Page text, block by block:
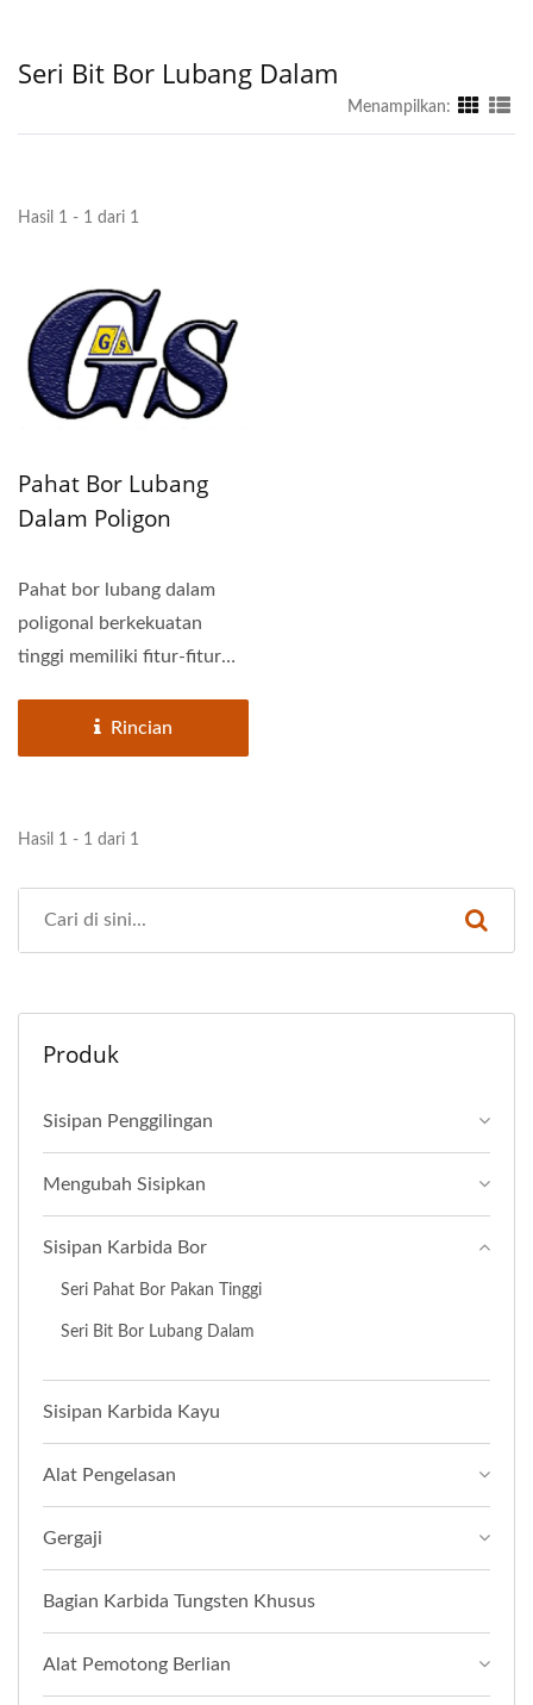
Seri Bit Bor Lubang Dalam
Menampilkan:
Hasil 1 - 1 dari 1
Pahat Bor Lubang
Dalam Poligon
Pahat bor lubang dalam
poligonal berkekuatan
tinggi memiliki fitur-fitur
Rincian
Hasil 1 - 1 dari 1
Produk
Sisipan Penggilingan
Mengubah Sisipkan
Sisipan Karbida Bor
Seri Pahat Bor Pakan Tinggi
Seri Bit Bor Lubang Dalam
Sisipan Karbida Kayu
Alat Pengelasan
Gergaji
Bagian Karbida Tungsten Khusus
Alat Pemotong Berlian